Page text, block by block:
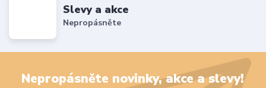
Slevy a akce
Nepropásněte
Nepropásněte novinky, akce a slevy!